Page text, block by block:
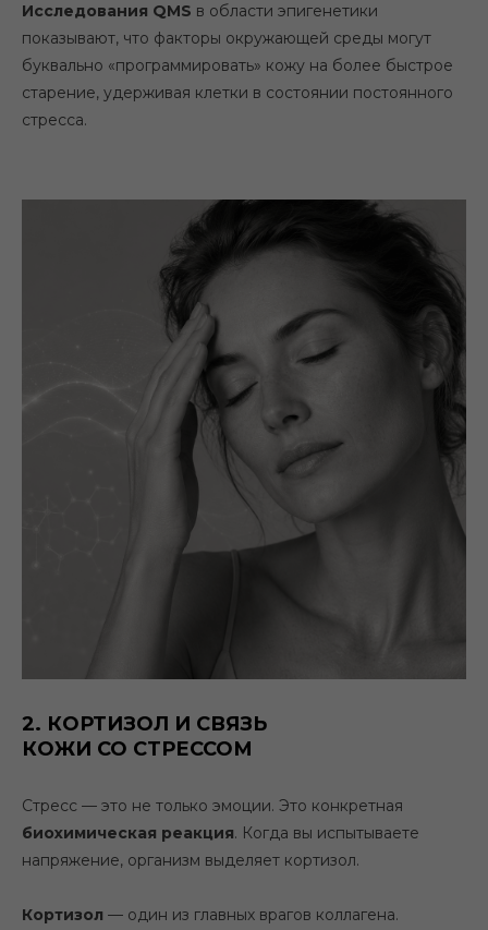
Исследования QMS в области эпигенетики
показывают, что факторы окружающей среды могут
буквально «программировать» кожу на более быстрое
старение, удерживая клетки в состоянии постоянного
стресса.
2. КОРТИЗОЛ И СВЯЗЬ
КОЖИ СО СТРЕССОМ
Стресс — это не только эмоции. Это конкретная
биохимическая реакция. Когда вы испытываете
напряжение, организм выделяет кортизол.
Кортизол — один из главных врагов коллагена.